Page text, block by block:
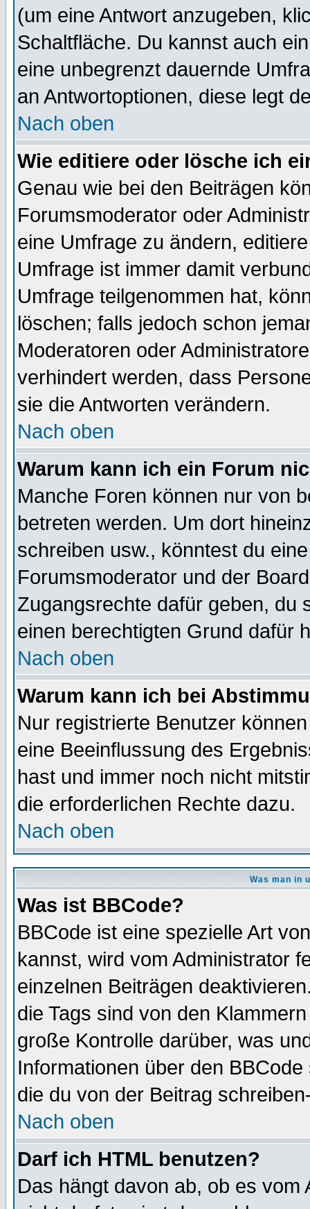
(um eine Antwort anzugeben,
Schaltfläche. Du kannst auch
eine unbegrenzt dauernde
an Antwortoptionen, diese legt
Nach oben
Wie editiere oder lösche ich
Genau wie bei den Beiträgen
Forumsmoderator oder
eine Umfrage zu ändern,
Umfrage ist immer damit
Umfrage teilgenommen hat,
löschen; falls jedoch schon
Moderatoren oder
verhindert werden, dass
sie die Antworten verändern.
Nach oben
Warum kann ich ein Forum
Manche Foren können nur von
betreten werden. Um dort
schreiben usw., könntest du
Forumsmoderator und der
Zugangsrechte dafür geben, du
einen berechtigten Grund dafür
Nach oben
Warum kann ich bei
Nur registrierte Benutzer
eine Beeinflussung des
hast und immer noch nicht
die erforderlichen Rechte dazu.
Nach oben
Was man in
Was ist BBCode?
BBCode ist eine spezielle Art
kannst, wird vom Administrator
einzelnen Beiträgen
die Tags sind von den
große Kontrolle darüber, was
Informationen über den
die du von der Beitrag
Nach oben
Darf ich HTML benutzen?
Das hängt davon ab, ob es